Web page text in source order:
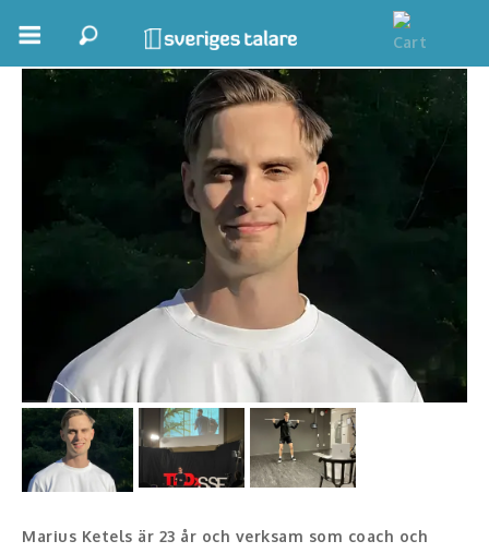
Boka ett möte
Inspiration
Inspirerande Föreläsare
Personlig utveckling, målsättning
Life Stories & Trivsel
Keynote
Moderator, konferencier
Moderator
Konferencier
Marius Ketels
Marius Ketels är 23 år och verksam som coach och